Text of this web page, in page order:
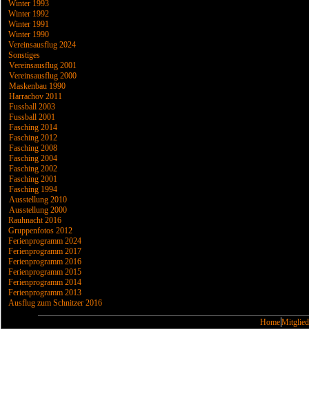
Winter 1993
Winter 1992
Winter 1991
Winter 1990
Vereinsausflug 2024
Sonstiges
Vereinsausflug 2001
Vereinsausflug 2000
Maskenbau 1990
Harrachov 2011
Fussball 2003
Fussball 2001
Fasching 2014
Fasching 2012
Fasching 2008
Fasching 2004
Fasching 2002
Fasching 2001
Fasching 1994
Ausstellung 2010
Ausstellung 2000
Rauhnacht 2016
Gruppenfotos 2012
Ferienprogramm 2024
Ferienprogramm 2017
Ferienprogramm 2016
Ferienprogramm 2015
Ferienprogramm 2014
Ferienprogramm 2013
Ausflug zum Schnitzer 2016
Home